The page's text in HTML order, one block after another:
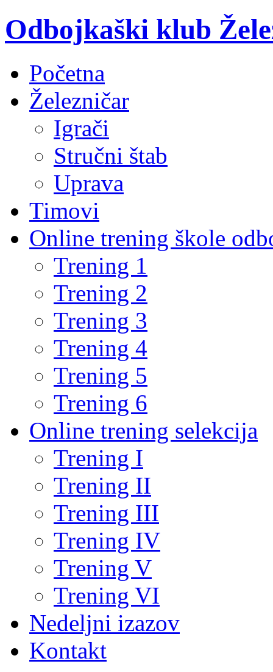
Odbojkaški klub
Početna
Železničar
Igrači
Stručni štab
Uprava
Timovi
Online trening škole
Trening 1
Trening 2
Trening 3
Trening 4
Trening 5
Trening 6
Online trening selekcija
Trening I
Trening II
Trening III
Trening IV
Trening V
Trening VI
Nedeljni izazov
Kontakt